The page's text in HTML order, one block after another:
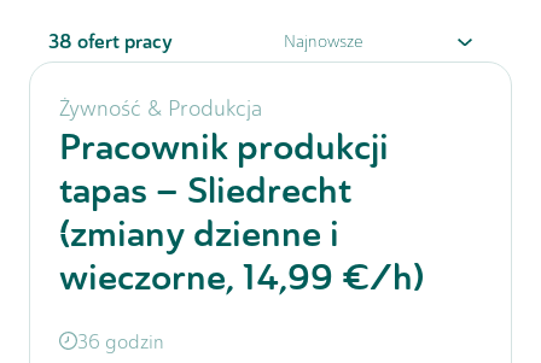
38 ofert pracy
Żywność & Produkcja
Pracownik produkcji
tapas – Sliedrecht
(zmiany dzienne i
wieczorne, 14,99 €/h)
36 godzin